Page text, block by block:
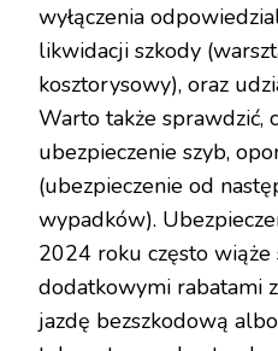
wyłączenia
likwidacji szkody
kosztorysowy), oraz
Warto także sprawdzić,
ubezpieczenie szyb,
(ubezpieczenie od
wypadków).
2024 roku często wiąże
dodatkowymi rabatami
jazdę bezszkodową